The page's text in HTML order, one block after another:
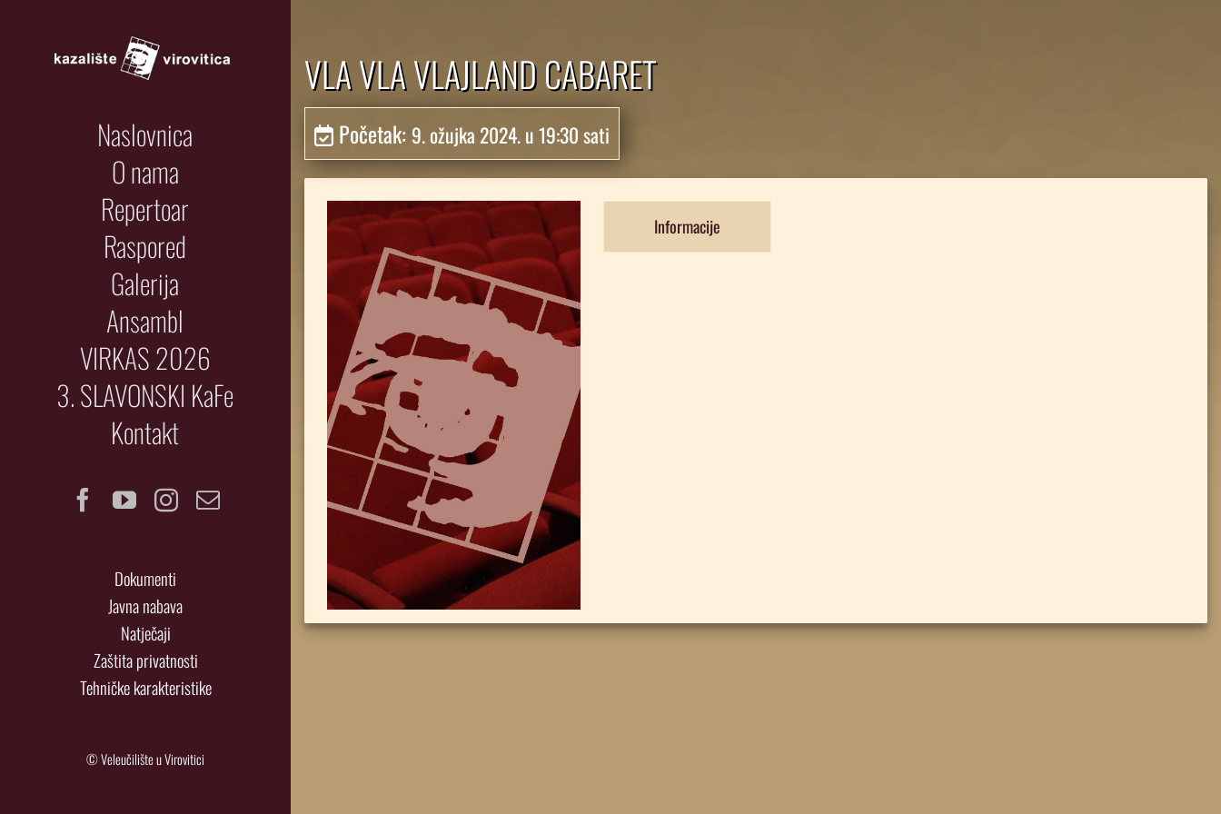
Naslovnica
O nama
Repertoar
Raspored
Galerija
Ansambl
VIRKAS 2026
3. SLAVONSKI KaFe
Kontakt
Facebook
YouTubeInstagram
Email
Dokumenti
Javna nabava
Natječaji
Zaštita privatnosti
Tehničke karakteristike
© Veleučilište u Virovitici
VLA VLA VLAJLAND CABARET
Početak: 9. ožujka 2024. u 19:30 sati
Informacije